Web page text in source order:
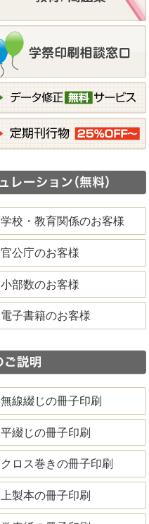
学校・教育関係のお客様
官公庁のお客様
小部数のお客様
電子書籍のお客様
無線綴じの冊子印刷
平綴じの冊子印刷
クロス巻きの冊子印刷
上製本の冊子印刷